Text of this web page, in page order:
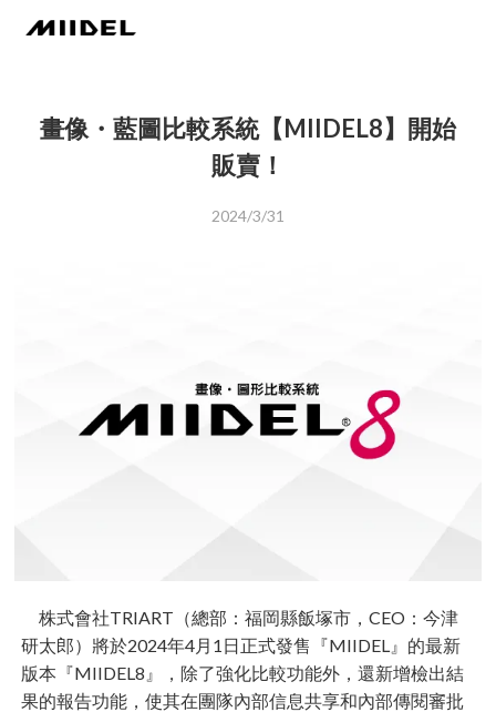
畫像・藍圖比較系統【MIIDEL8】開始
販賣！
2024/3/31
株式會社TRIART（總部：福岡縣飯塚市，CEO：今津
研太郎）將於2024年4月1日正式發售『MIIDEL』的最新
版本『MIIDEL8』，除了強化比較功能外，還新增檢出結
果的報告功能，使其在團隊內部信息共享和內部傳閱審批